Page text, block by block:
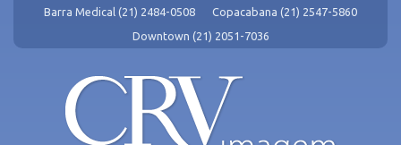
Barra Medical (21) 2484-0508
Copacabana (21) 2547-5860
Downtown (21) 2051-7036